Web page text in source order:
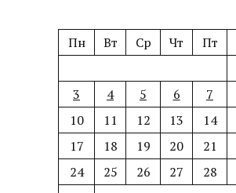
Пн Вт Ср Чт Пт
3
4 5 6 7
10
11 12 13 14
17
18 19 20 21
24
25 26 27 28